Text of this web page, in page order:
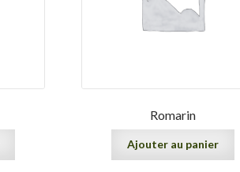
Romarin
Ajouter au panier